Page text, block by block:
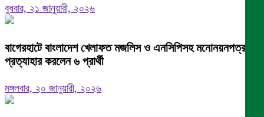
বুধবার, ২১ জানুয়ারী, ২০২৬
বাগেরহাটে বাংলাদেশ খেলাফত মজলিস ও এনসিপিসহ মনোনয়নপত্র
প্রত্যাহার করলেন ৬ প্রার্থী
মঙ্গলবার, ২০ জানুয়ারী, ২০২৬